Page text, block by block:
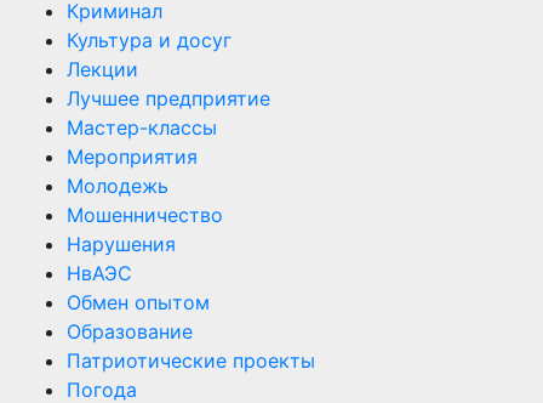
Криминал
Культура и досуг
Лекции
Лучшее предприятие
Мастер-классы
Мероприятия
Молодежь
Мошенничество
Нарушения
НвАЭС
Обмен опытом
Образование
Патриотические проекты
Погода